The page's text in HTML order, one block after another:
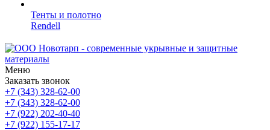
Тенты и полотно
Rendell
Меню
Заказать звонок
+7 (343) 328-62-00
+7 (343) 328-62-00
+7 (922) 202-40-40
+7 (922) 155-17-17